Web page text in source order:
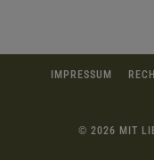
IMPRESSUM
© 2026 MIT